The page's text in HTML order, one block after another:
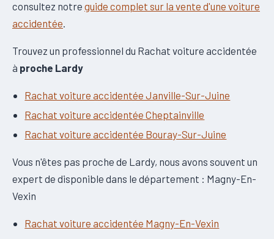
consultez notre guide complet sur la vente d'une voiture
accidentée.
Trouvez un professionnel du Rachat voiture accidentée
à proche Lardy
Rachat voiture accidentée Janville-Sur-Juine
Rachat voiture accidentée Cheptainville
Rachat voiture accidentée Bouray-Sur-Juine
Vous n'êtes pas proche de Lardy, nous avons souvent un
expert de disponible dans le département : Magny-En-
Vexin
Rachat voiture accidentée Magny-En-Vexin